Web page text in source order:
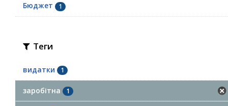
Бюджет 1
Теги
видатки 1
заробітна 1